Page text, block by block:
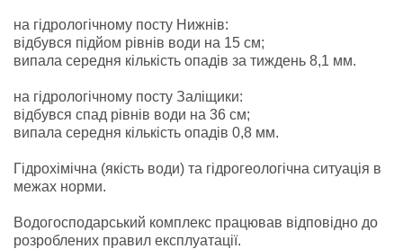
на гідрологічному посту Нижнів:
відбувся підйом рівнів води на 15 см;
випала середня кількість опадів за тиждень 8,1 мм.
на гідрологічному посту Заліщики:
відбувся спад рівнів води на 36 см;
випала середня кількість опадів 0,8 мм.
Гідрохімічна (якість води) та гідрогеологічна ситуація в
межах норми.
Водогосподарський комплекс працював відповідно до
розроблених правил експлуатації.